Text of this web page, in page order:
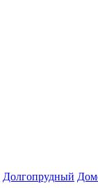
Долгопрудный